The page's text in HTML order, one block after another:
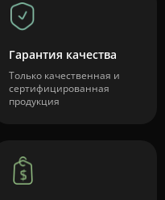
Гарантия качества
Только качественная и
сертифицированная
продукция